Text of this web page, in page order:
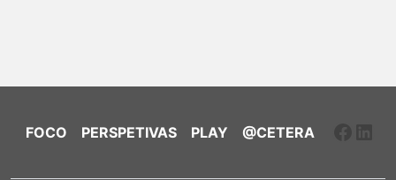
FOCO PERSPETIVAS PLAY @CETERA